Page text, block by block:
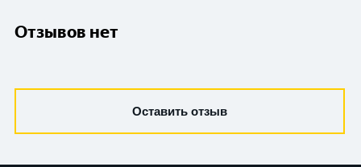
Отзывов нет
Оставить отзыв